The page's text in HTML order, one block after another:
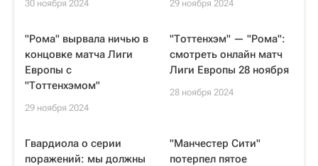
30 ноября 2024 29 ноября 2024
"Рома" вырвала ничью в
концовке матча Лиги
Европы с
"Тоттенхэмом"
29 ноября 2024
"Тоттенхэм" — "Рома":
смотреть онлайн матч
Лиги Европы 28 ноября
28 ноября 2024
Гвардиола о серии
поражений: мы должны
"Манчестер Сити"
потерпел пятое